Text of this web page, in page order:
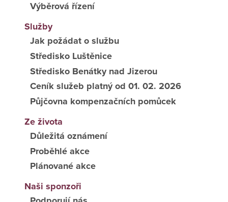
Výběrová řízení
Služby
Jak požádat o službu
Středisko Luštěnice
Středisko Benátky nad Jizerou
Ceník služeb platný od 01. 02. 2026
Půjčovna kompenzačních pomůcek
Ze života
Důležitá oznámení
Proběhlé akce
Plánované akce
Naši sponzoři